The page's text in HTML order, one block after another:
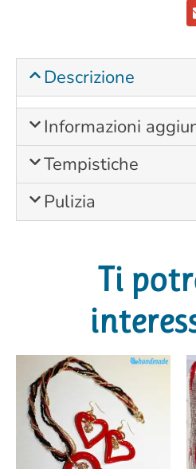
Descrizione
Informazioni
Tempistiche
Pulizia
Ti